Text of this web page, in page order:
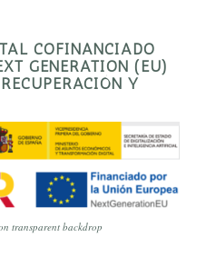
COFINANCIADO
GENERATION (EU)
Y
transparent backdrop